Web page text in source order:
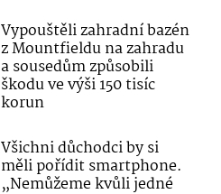
Vypouštěli zahradní bazén
z Mountfieldu na zahradu
a sousedům způsobili
škodu ve výši 150 tisíc
korun
Všichni důchodci by si
měli pořídit smartphone.
„Nemůžeme kvůli jedné